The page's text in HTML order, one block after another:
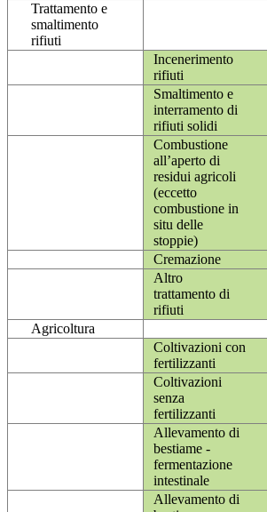
Trattamento e
smaltimento
rifiuti
Incenerimento
rifiuti
Smaltimento e
interramento di
rifiuti solidi
Combustione
all’aperto di
residui agricoli
(eccetto
combustione in
situ delle
stoppie)
Cremazione
Altro
trattamento di
rifiuti
Agricoltura
Coltivazioni con
fertilizzanti
Coltivazioni
senza
fertilizzanti
Allevamento di
bestiame -
fermentazione
intestinale
Allevamento di